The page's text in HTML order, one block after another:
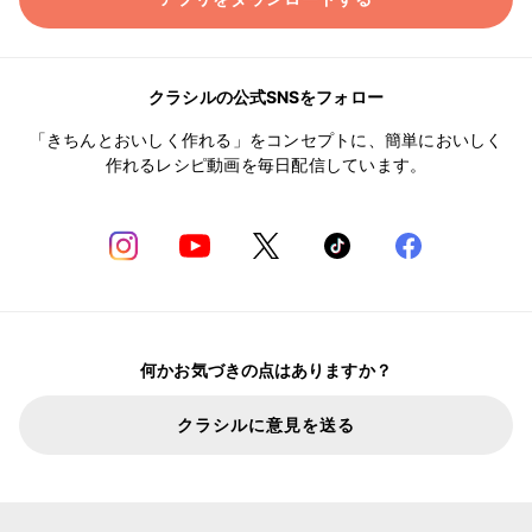
クラシルの公式SNSをフォロー
「きちんとおいしく作れる」をコンセプトに、簡単においしく
作れるレシピ動画を毎日配信しています。
何かお気づきの点はありますか？
クラシルに意見を送る